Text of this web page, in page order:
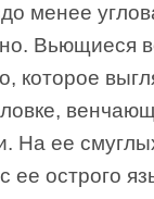
менее
Вьющиеся
которое
На ее
ее острого